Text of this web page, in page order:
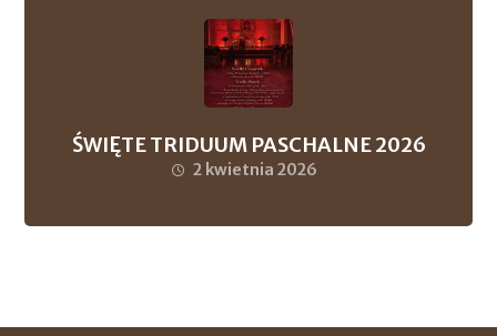
ŚWIĘTE TRIDUUM PASCHALNE 2026
2 kwietnia 2026